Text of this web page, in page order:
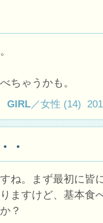
ちゃうかも。
GIRL／女性 (14)
・
ね。まず最初に皆
ますけど、基本食
？